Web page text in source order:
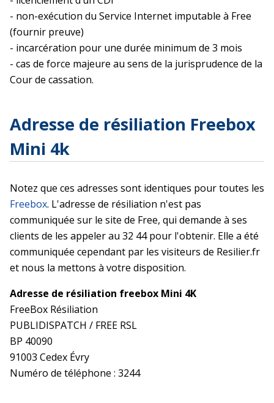
- non-exécution du Service Internet imputable à Free
(fournir preuve)
- incarcération pour une durée minimum de 3 mois
- cas de force majeure au sens de la jurisprudence de la
Cour de cassation.
Adresse de résiliation Freebox
Mini 4k
Notez que ces adresses sont identiques pour toutes les
Freebox. L'adresse de résiliation n'est pas
communiquée sur le site de Free, qui demande à ses
clients de les appeler au 32 44 pour l'obtenir. Elle a été
communiquée cependant par les visiteurs de Resilier.fr
et nous la mettons à votre disposition.
Adresse de résiliation freebox Mini 4K
FreeBox Résiliation
PUBLIDISPATCH / FREE RSL
BP 40090
91003 Cedex Évry
Numéro de téléphone : 3244